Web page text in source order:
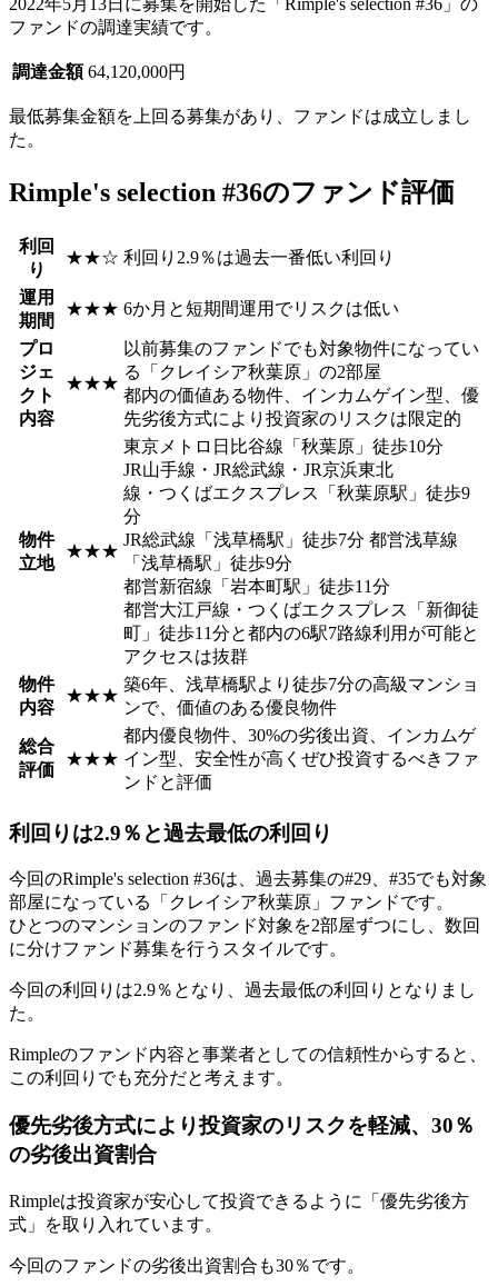
2022年5月13日に募集を開始した「Rimple's selection #36」の
ファンドの調達実績です。
調達金額 64,120,000円
最低募集金額を上回る募集があり、 ファンドは成立 しまし
た。
Rimple's selection #36のファンド評価
利回
り
★★☆ 利回り2.9％は過去一番低い利回り
運用
期間
★★★ 6か月と短期間運用でリスクは低い
プロ
ジェ
クト
内容
★★★
以前募集のファンドでも対象物件になってい
る「クレイシア秋葉原」の2部屋
都内の価値ある物件、インカムゲイン型、優
先劣後方式により投資家のリスクは限定的
物件
立地
★★★
東京メトロ日比谷線「秋葉原」徒歩10分
JR山手線・JR総武線・JR京浜東北
線・つくばエクスプレス「秋葉原駅」徒歩9
分
JR総武線「浅草橋駅」徒歩7分 都営浅草線
「浅草橋駅」徒歩9分
都営新宿線「岩本町駅」徒歩11分
都営大江戸線・つくばエクスプレス「新御徒
町」徒歩11分と都内の6駅7路線利用が可能と
アクセスは抜群
物件
内容
★★★
築6年、浅草橋駅より徒歩7分の高級マンショ
ンで、価値のある優良物件
総合
評価
★★★
都内優良物件、30%の劣後出資、インカムゲ
イン型、安全性が高くぜひ投資するべきファ
ンドと評価
利回りは2.9％と過去最低の利回り
今回のRimple's selection #36は、過去募集の#29、#35でも対象
部屋になっている「クレイシア秋葉原」ファンドです。
ひとつのマンションのファンド対象を2部屋ずつにし、数回
に分けファンド募集を行うスタイルです。
今回の利回りは2.9％ となり、過去最低の利回りとなりまし
た。
Rimpleのファンド内容と事業者としての信頼性からすると、
この利回りでも充分だと考えます。
優先劣後方式により投資家のリスクを軽減、30％
の劣後出資割合
Rimpleは投資家が安心して投資できるように「優先劣後方
式」を取り入れています。
今回のファンドの劣後出資割合も30％です。